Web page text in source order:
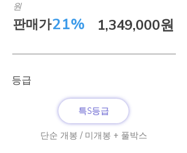
원
판매가21% 1,349,000원
​등급
특S등급
단순 개봉 / 미개봉 + 풀박스